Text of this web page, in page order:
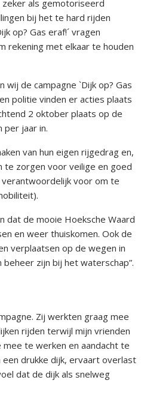
als gemotoriseerd
bij het te hard rijden
op? Gas eraf!´ vragen
rekening met elkaar te houden
de campagne `Dijk op? Gas
politie vinden er acties plaats
2 oktober plaats op de
per jaar in.
van hun eigen rijgedrag en,
te zorgen voor veilige en goed
verantwoordelijk voor om te
dat de mooie Hoeksche Waard
en weer thuiskomen. Ook de
verplaatsen op de wegen in
zijn bij het waterschap”.
Zij werkten graag mee
rijden terwijl mijn vrienden
mee te werken en aandacht te
een drukke dijk, ervaart overlast
dat de dijk als snelweg